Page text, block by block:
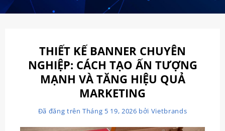
THIẾT KẾ BANNER CHUYÊN
NGHIỆP: CÁCH TẠO ẤN TƯỢNG
MẠNH VÀ TĂNG HIỆU QUẢ
MARKETING
Đã đăng trênTháng 5 19, 2026 bởi Vietbrands